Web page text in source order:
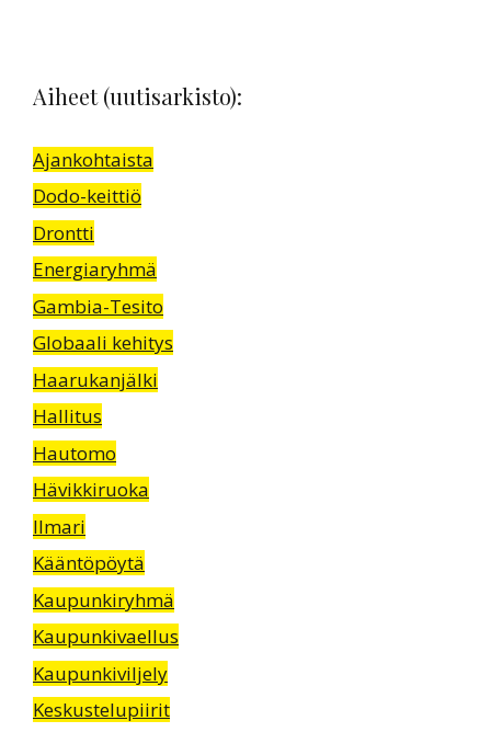
Aiheet (uutisarkisto):
Ajankohtaista
Dodo-keittiö
Drontti
Energiaryhmä
Gambia-Tesito
Globaali kehitys
Haarukanjälki
Hallitus
Hautomo
Hävikkiruoka
Ilmari
Kääntöpöytä
Kaupunkiryhmä
Kaupunkivaellus
Kaupunkiviljely
Keskustelupiirit